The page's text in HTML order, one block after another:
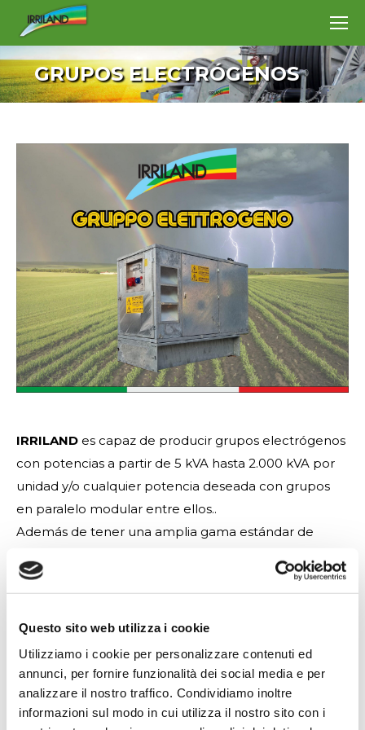
Questo sito web utilizza i cookie
Utilizziamo i cookie per personalizzare contenuti ed
annunci, per fornire funzionalità dei social media e per
analizzare il nostro traffico. Condividiamo inoltre
informazioni sul modo in cui utilizza il nostro sito con i
GRUPOS ELECTRÓGENOS
IRRILAND es capaz de producir grupos electrógenos
con potencias a partir de 5 kVA hasta 2.000 kVA por
unidad y/o cualquier potencia deseada con grupos
en paralelo modular entre ellos..
Además de tener una amplia gama estándar de
en poder otorgar cada cambio estructural y/o
respeto de la legislación de la comunidad europea y
otros estándares de calidad.
Aquí algunas de nuestras variables:
motores con alimentación a Diesel/GPL/Gas
Metano;